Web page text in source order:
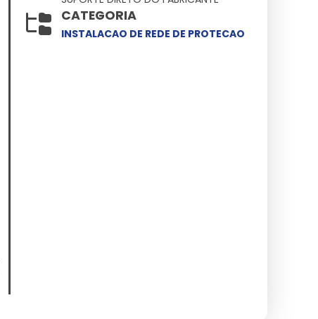
CATEGORIA
INSTALACAO DE REDE DE PROTECAO